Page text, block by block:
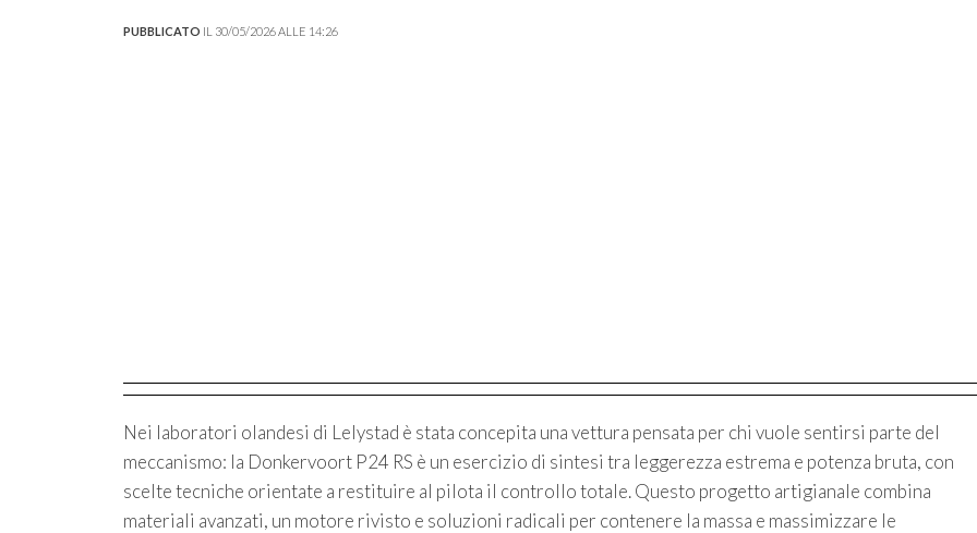
PUBBLICATO IL 30/05/2026 ALLE 14:26
Nei laboratori olandesi di Lelystad è stata concepita una vettura pensata per chi vuole sentirsi parte del
meccanismo: la Donkervoort P24 RS è un esercizio di sintesi tra leggerezza estrema e potenza bruta, con
scelte tecniche orientate a restituire al pilota il controllo totale. Questo progetto artigianale combina
materiali avanzati, un motore rivisto e soluzioni radicali per contenere la massa e massimizzare le